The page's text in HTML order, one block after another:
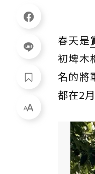
春天是
初埤木
名的將
都在2